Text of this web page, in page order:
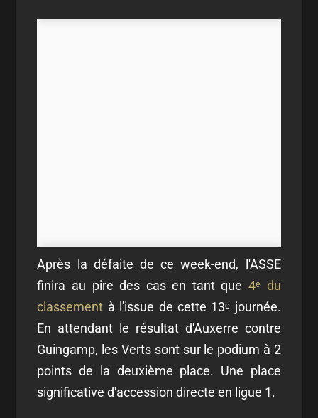
Après la défaite de ce week-end, l'ASSE
finira au pire des cas en tant que4ᵉ du
classement à l'issue de cette 13ᵉ journée.
En attendant le résultat d'Auxerre contre
Guingamp, les Verts sont sur le podium à 2
points de la deuxième place. Une place
significative d'accession directe en ligue 1.